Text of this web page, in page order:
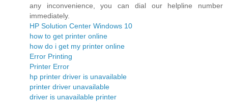
any inconvenience, you can dial our helpline number
immediately.
HP Solution Center Windows 10
how to get printer online
how do i get my printer online
Error Printing
Printer Error
hp printer driver is unavailable
printer driver unavailable
driver is unavailable printer